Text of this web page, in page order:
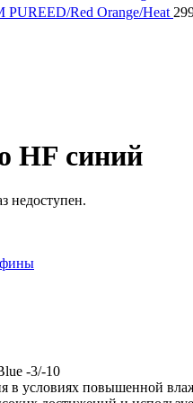
Red Orange/Heat
HF синий
недоступен.
-3/-10
в условиях повышенной